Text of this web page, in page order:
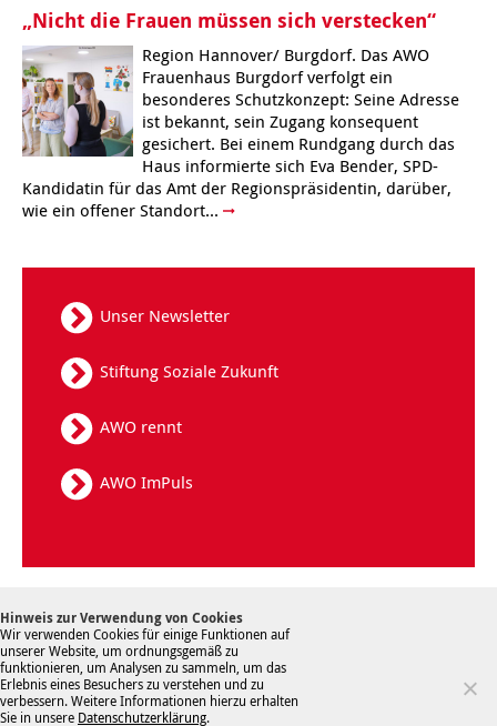
„Nicht die Frauen müssen sich verstecken“
Region Hannover/ Burgdorf. Das AWO
Frauenhaus Burgdorf verfolgt ein
besonderes Schutzkonzept: Seine Adresse
ist bekannt, sein Zugang konsequent
gesichert. Bei einem Rundgang durch das
Haus informierte sich Eva Bender, SPD-
Kandidatin für das Amt der Regionspräsidentin, darüber,
wie ein offener Standort...
Unser Newsletter
Stiftung Soziale Zukunft
AWO rennt
AWO ImPuls
Hinweisgebersystem
Hinweis zur Verwendung von Cookies
Wir verwenden Cookies für einige Funktionen auf
unserer Website, um ordnungsgemäß zu
funktionieren, um Analysen zu sammeln, um das
Erlebnis eines Besuchers zu verstehen und zu
verbessern. Weitere Informationen hierzu erhalten
Sie in unsere Datenschutzerklärung.